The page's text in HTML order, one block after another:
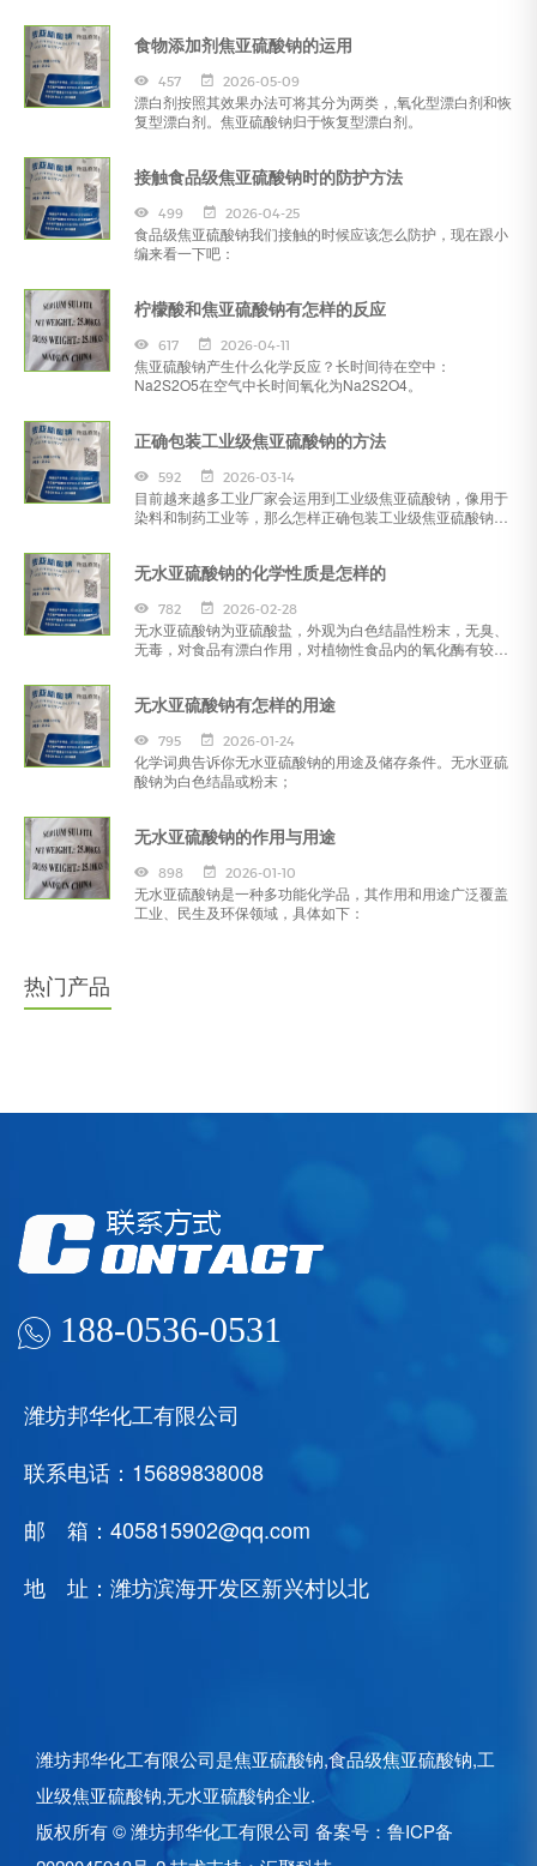
食物添加剂焦亚硫酸钠的运用
457 2026-05-09
漂白剂按照其效果办法可将其分为两类，,氧化型漂白剂和恢
复型漂白剂。焦亚硫酸钠归于恢复型漂白剂。
接触食品级焦亚硫酸钠时的防护方法
499 2026-04-25
食品级焦亚硫酸钠我们接触的时候应该怎么防护，现在跟小
编来看一下吧：
柠檬酸和焦亚硫酸钠有怎样的反应
617 2026-04-11
焦亚硫酸钠产生什么化学反应？长时间待在空中：
Na2S2O5在空气中长时间氧化为Na2S2O4。
正确包装工业级焦亚硫酸钠的方法
592 2026-03-14
目前越来越多工业厂家会运用到工业级焦亚硫酸钠，像用于
染料和制药工业等，那么怎样正确包装工业级焦亚硫酸钠
无水亚硫酸钠的化学性质是怎样的
782 2026-02-28
无水亚硫酸钠为亚硫酸盐，外观为白色结晶性粉末，无臭、
无毒，对食品有漂白作用，对植物性食品内的氧化酶有较强
无水亚硫酸钠有怎样的用途
795 2026-01-24
化学词典告诉你无水亚硫酸钠的用途及储存条件。无水亚硫
酸钠为白色结晶或粉末；
无水亚硫酸钠的作用与用途
898 2026-01-10
无水亚硫酸钠是一种多功能化学品，其作用和用途广泛覆盖
工业、民生及环保领域，具体如下：
热门产品
188-0536-0531
潍坊邦华化工有限公司
联系电话：15689838008
邮 箱：405815902@qq.com
地 址：潍坊滨海开发区新兴村以北
潍坊邦华化工有限公司是焦亚硫酸钠,食品级焦亚硫酸钠,工
业级焦亚硫酸钠,无水亚硫酸钠企业.
版权所有 © 潍坊邦华化工有限公司 备案号：鲁ICP备